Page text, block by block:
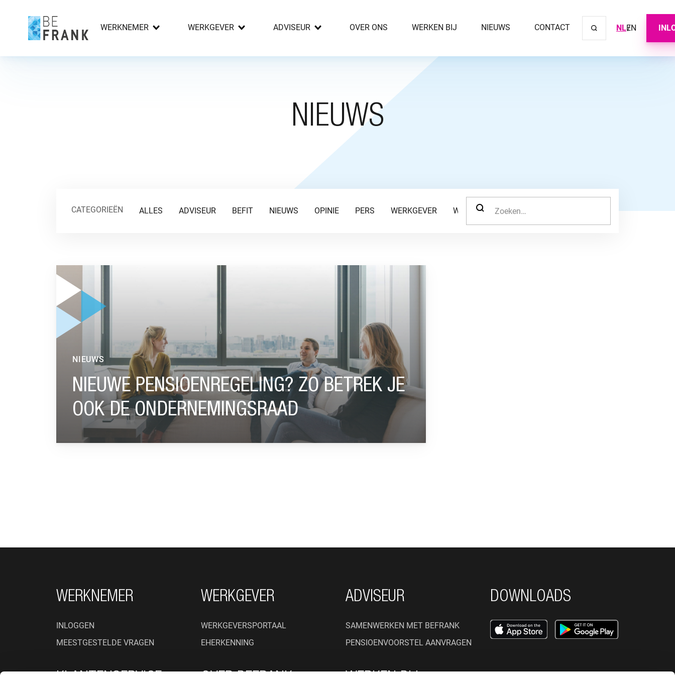
WERKNEMER WERKGEVER ADVISEUR OVER ONS WERKEN BIJ NIEUWS CONTACT NLEN
NIEUWS
CATEGORIEËN ALLES ADVISEUR BEFIT NIEUWS OPINIE PERS WERKGEVER WERKNEMER
ZOEK NAAR:
NIEUWE PENSIOENREGELING? ZO BETREK JE
OOK DE ONDERNEMINGSRAAD
NIEUWS
FOOTER NAVIGATIE
WERKNEMER
INLOGGEN
MEESTGESTELDE VRAGEN
WERKGEVER
WERKGEVERSPORTAAL
EHERKENNING
ADVISEUR
SAMENWERKEN MET BEFRANK
PENSIOENVOORSTEL AANVRAGEN
DOWNLOADS
Sluit